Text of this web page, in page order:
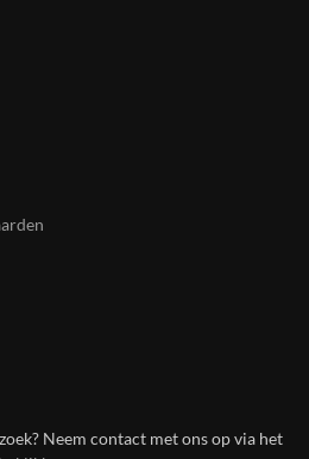
Neem contact met ons op via het